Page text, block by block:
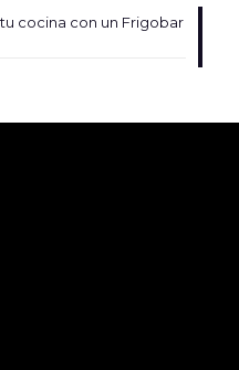
cocina con un Frigobar